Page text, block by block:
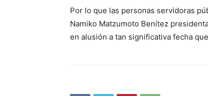
Por lo que las personas servidoras
Namiko Matzumoto Benítez
en alusión a tan significativa fecha